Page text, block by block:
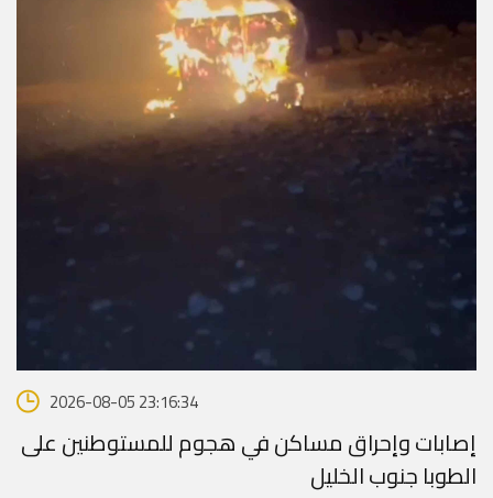
2026-08-05 23:16:34
إصابات وإحراق مساكن في هجوم للمستوطنين على
الطوبا جنوب الخليل